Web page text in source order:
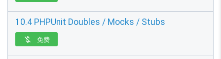
10.4 PHPUnit Doubles / Mocks / Stubs
 免费